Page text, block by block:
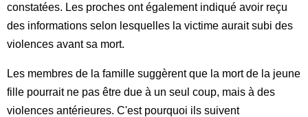
constatées. Les proches ont également indiqué avoir reçu
des informations selon lesquelles la victime aurait subi des
violences avant sa mort.
Les membres de la famille suggèrent que la mort de la jeune
fille pourrait ne pas être due à un seul coup, mais à des
violences antérieures. C'est pourquoi ils suivent